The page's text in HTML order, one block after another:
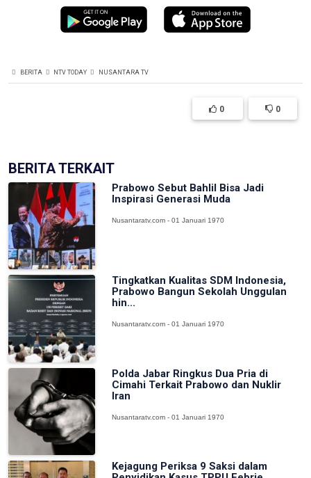
BERITA NTV TODAY NUSANTARA TV
0 0
BERITA TERKAIT
Prabowo Sebut Bahlil Bisa Jadi
Inspirasi Generasi Muda
Nusantaratv.com - 01 Januari 1970
Tingkatkan Kualitas SDM Indonesia,
Prabowo Bangun Sekolah Unggulan
hin...
Nusantaratv.com - 01 Januari 1970
Polda Jabar Ringkus Dua Pria di
Cimahi Terkait Prabowo dan Nuklir
Iran
Nusantaratv.com - 01 Januari 1970
Kejagung Periksa 9 Saksi dalam